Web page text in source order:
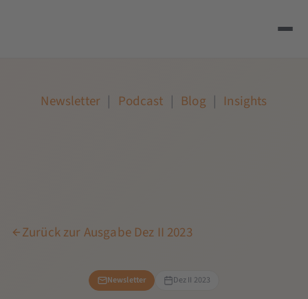
Newsletter | Podcast | Blog | Insights
Zurück zur Ausgabe Dez II 2023
Newsletter Dez II 2023